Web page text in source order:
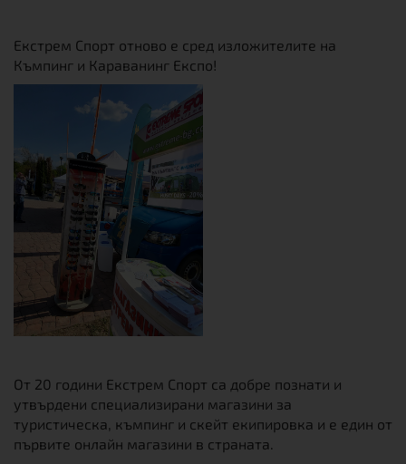
Екстрем Спорт отново e сред изложителите на
Къмпинг и Караванинг Експо!
От 20 години Екстрем Спорт са добре познати и
утвърдени специализирани магазини за
туристическа, къмпинг и скейт екипировка и е един от
първите онлайн магазини в страната.